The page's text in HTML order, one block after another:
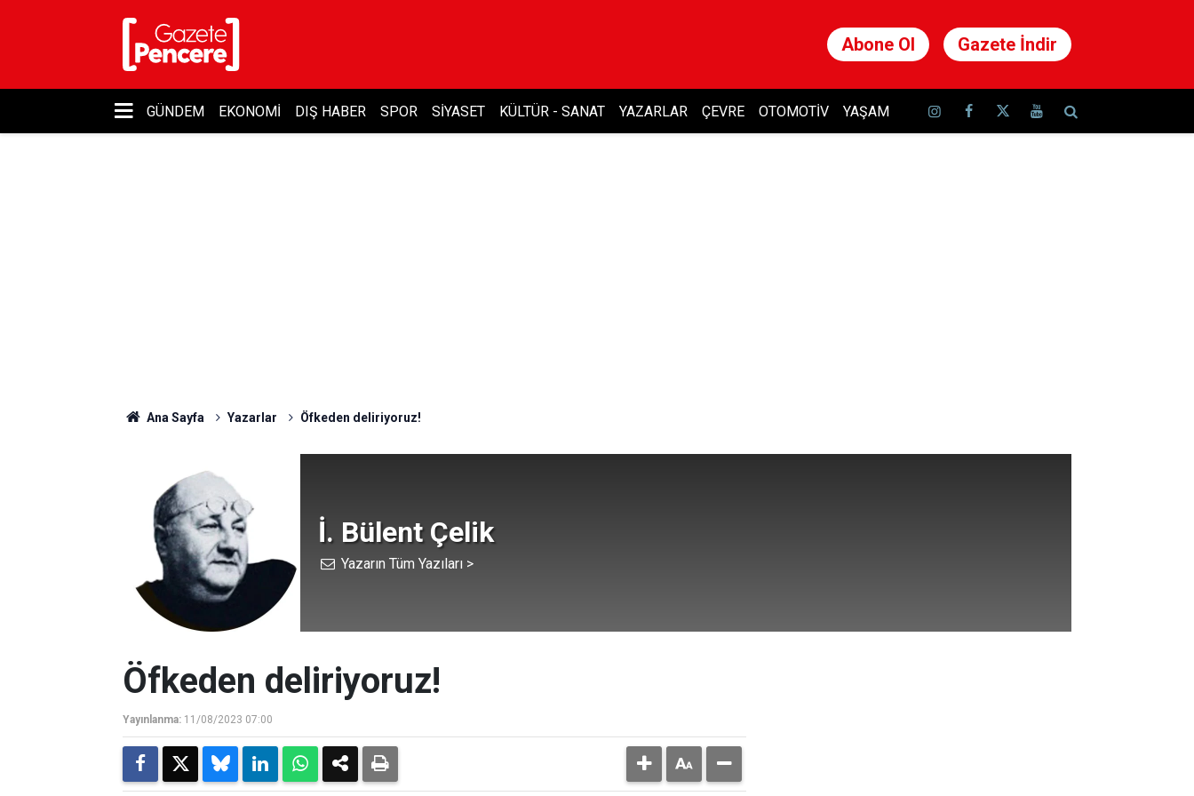
Abone Ol Gazete İndir
GÜNDEM EKONOMI DIŞ HABER SPOR SIYASET KÜLTÜR - SANAT YAZARLAR ÇEVRE OTOMOTIV YAŞAM
Ana Sayfa Yazarlar Öfkeden deliriyoruz!
İ. Bülent Çelik
Yazarın Tüm Yazıları >
Öfkeden deliriyoruz!
Yayınlanma: 11/08/2023 07:00